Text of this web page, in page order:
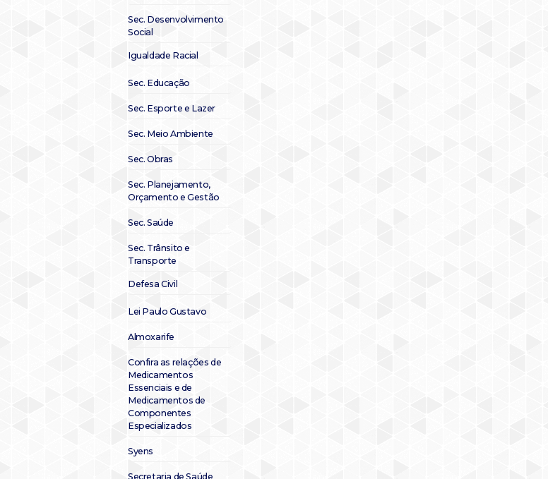
Sec. Desenvolvimento
Social
Igualdade Racial
Sec. Educação
Sec. Esporte e Lazer
Sec. Meio Ambiente
Sec. Obras
Sec. Planejamento,
Orçamento e Gestão
Sec. Saúde
Sec. Trânsito e
Transporte
Defesa Civil
Lei Paulo Gustavo
Almoxarife
Confira as relações de
Medicamentos
Essenciais e de
Medicamentos de
Componentes
Especializados
Syens
Secretaria de Saúde